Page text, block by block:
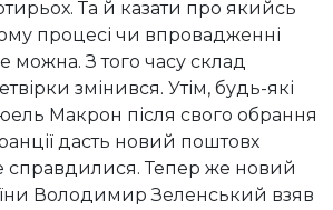
Та й казати про якийсь
процесі чи впровадженні
можна. З того часу склад
змінився. Утім, будь-які
Макрон після свого обрання
дасть новий поштовх
справдилися. Тепер же новий
Володимир Зеленський взяв